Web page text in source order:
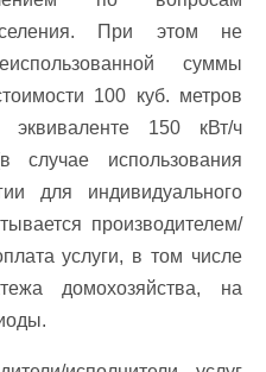
При этом не
суммы
100 куб. метров
150 кВт/ч
случае использования
для индивидуального
производителем/
услуги, в том числе
домохозяйства, на